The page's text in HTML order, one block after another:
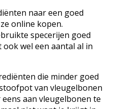
naar een goed
online kopen.
specerijen goed
wel een aantal al in
die minder goed
van vleugelbonen
aan vleugelbonen te